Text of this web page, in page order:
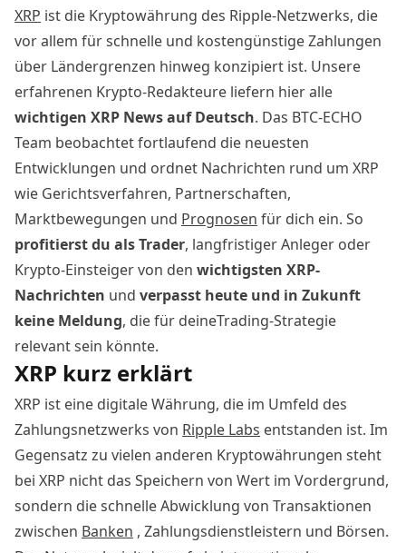
XRP ist die Kryptowährung des Ripple-Netzwerks, die
vor allem für schnelle und kostengünstige Zahlungen
über Ländergrenzen hinweg konzipiert ist. Unsere
erfahrenen Krypto-Redakteure liefern hier alle
wichtigen XRP NewsaufDeutsch. Das BTC-ECHO
Team beobachtet fortlaufend die neuesten
Entwicklungen und ordnet Nachrichten rund um XRP
wie Gerichtsverfahren, Partnerschaften,
Marktbewegungen und Prognosen für dich ein. So
profitierst du als Trader, langfristiger Anleger oder
Krypto-Einsteiger von den wichtigsten XRP-
Nachrichten und verpasst heute und in Zukunft
keine Meldung, die für deineTrading-Strategie
relevant sein könnte.
XRP kurz erklärt
XRP ist eine digitale Währung, die im Umfeld des
Zahlungsnetzwerks von Ripple Labs entstanden ist. Im
Gegensatz zu vielen anderen Kryptowährungen steht
bei XRP nicht das Speichern von Wert im Vordergrund,
sondern die schnelle Abwicklung von Transaktionen
zwischen Banken , Zahlungsdienstleistern und Börsen.